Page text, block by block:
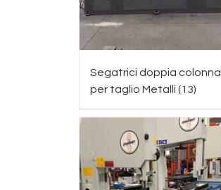
Segatrici doppia colonna
per taglio Metalli (13)